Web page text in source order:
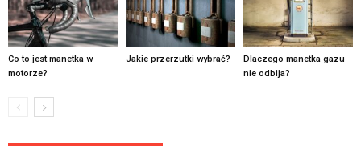
Co to jest manetka w
motorze?
Jakie przerzutki wybrać?
Dlaczego manetka gazu
nie odbija?